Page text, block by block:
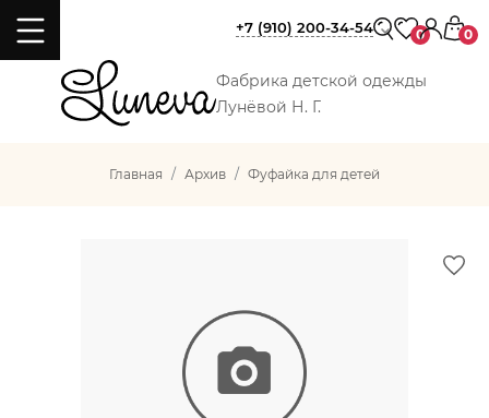
Фабрика детской одежды
Лунёвой Н. Г.
+7 (910) 200-34-54 0 0
Главная Архив Фуфайка для детей